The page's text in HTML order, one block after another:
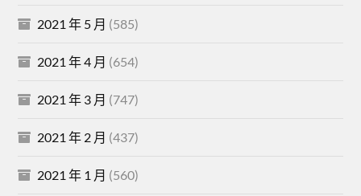
2021 年 5 月 (585)
2021 年 4 月 (654)
2021 年 3 月 (747)
2021 年 2 月 (437)
2021 年 1 月 (560)